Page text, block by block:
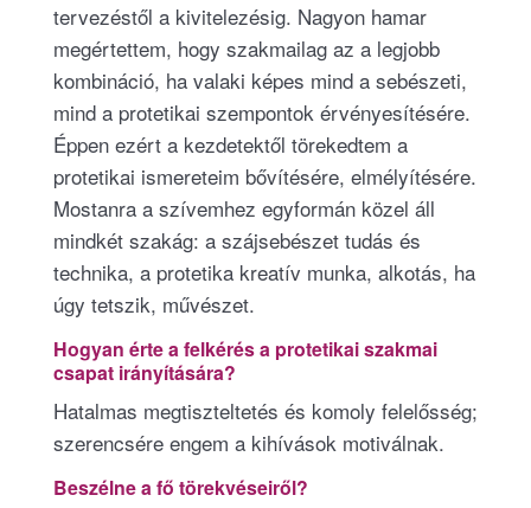
tervezéstől a kivitelezésig. Nagyon hamar
megértettem, hogy szakmailag az a legjobb
kombináció, ha valaki képes mind a sebészeti,
mind a protetikai szempontok érvényesítésére.
Éppen ezért a kezdetektől törekedtem a
protetikai ismereteim bővítésére, elmélyítésére.
Mostanra a szívemhez egyformán közel áll
mindkét szakág: a szájsebészet tudás és
technika, a protetika kreatív munka, alkotás, ha
úgy tetszik, művészet.
Hogyan érte a felkérés a protetikai szakmai
csapat irányítására?
Hatalmas megtiszteltetés és komoly felelősség;
szerencsére engem a kihívások motiválnak.
Beszélne a fő törekvéseiről?